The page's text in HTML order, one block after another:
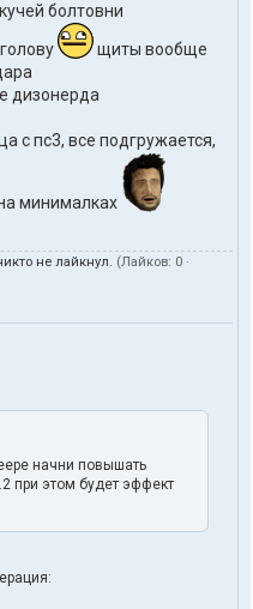
болтовни
щиты вообще
дизонерда
с пс3, все подгружается,
минималках
не лайкнул. (Лайков: 0 ·
начни повышать
при этом будет эффект